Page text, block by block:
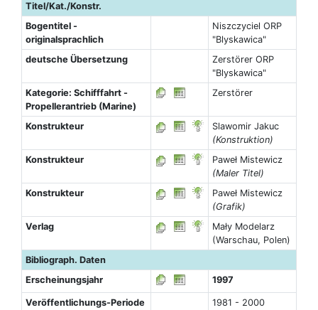
Titel/Kat./Konstr.
Bogentitel -
originalsprachlich
Niszczyciel ORP
"Blyskawica"
deutsche Übersetzung
Zerstörer ORP
"Blyskawica"
Kategorie: Schifffahrt -
Propellerantrieb (Marine)
Zerstörer
Konstrukteur
Slawomir Jakuc
(Konstruktion)
Konstrukteur
Paweł Mistewicz
(Maler Titel)
Konstrukteur
Paweł Mistewicz
(Grafik)
Verlag
Mały Modelarz
(Warschau, Polen)
Bibliograph. Daten
Erscheinungsjahr
1997
Veröffentlichungs-Periode
1981 - 2000